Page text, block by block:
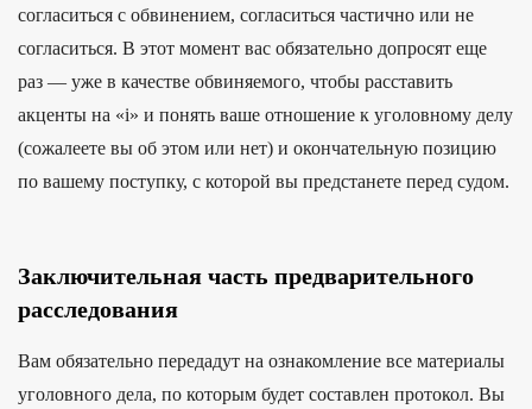
согласиться с обвинением, согласиться частично или не
согласиться. В этот момент вас обязательно допросят еще
раз — уже в качестве обвиняемого, чтобы расставить
акценты на «i» и понять ваше отношение к уголовному делу
(сожалеете вы об этом или нет) и окончательную позицию
по вашему поступку, с которой вы предстанете перед судом.
Заключительная часть предварительного
расследования
Вам обязательно передадут на ознакомление все материалы
уголовного дела, по которым будет составлен протокол. Вы